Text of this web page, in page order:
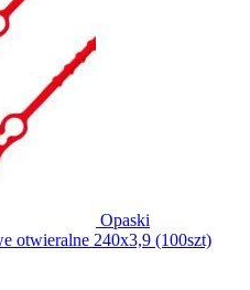
Opaski
otwieralne 240x3,9 (100szt)